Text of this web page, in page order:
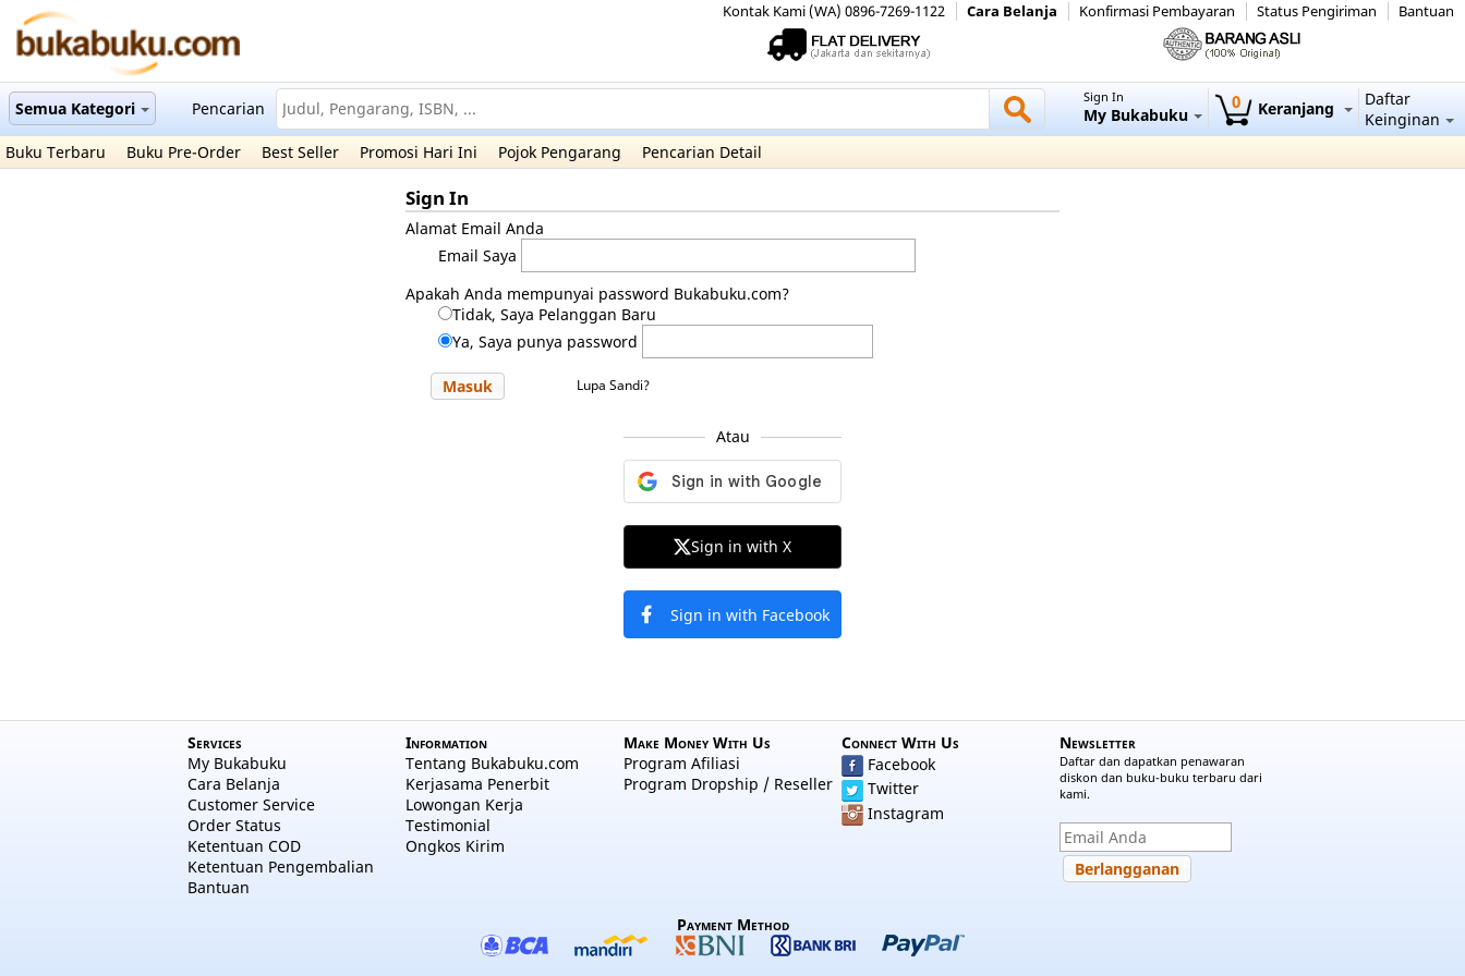
Kontak Kami (WA) 0896-7269-1122 Cara Belanja Konfirmasi Pembayaran Status Pengiriman Bantuan
Semua Kategori
Daftar
Keinginan
Pencarian 0 Keranjang
Sign In
My Bukabuku
Buku Terbaru
Buku Pre-Order Best Seller Promosi Hari Ini Pojok Pengarang Pencarian Detail
Sign In
Alamat Email Anda
Email Saya
Apakah Anda mempunyai password Bukabuku.com?
Tidak, Saya Pelanggan Baru
Ya, Saya punya password
Masuk Lupa Sandi?
Atau
Sign in with X
Sign in with Facebook
Services
My Bukabuku
Cara Belanja
Customer Service
Order Status
Ketentuan COD
Ketentuan Pengembalian
Bantuan
Information
Tentang Bukabuku.com
Kerjasama Penerbit
Lowongan Kerja
Testimonial
Ongkos Kirim
Make Money With Us
Program Afiliasi
Program Dropship / Reseller
Connect With Us
Facebook
Twitter
Instagram
Newsletter
Daftar dan dapatkan penawaran
diskon dan buku-buku terbaru dari
kami.
Berlangganan
Payment Method